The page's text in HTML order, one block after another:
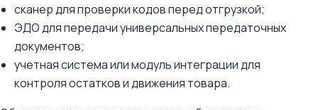
сканер для проверки кодов перед отгрузкой;
ЭДО для передачи универсальных передаточных
документов;
учетная система или модуль интеграции для
контроля остатков и движения товара.